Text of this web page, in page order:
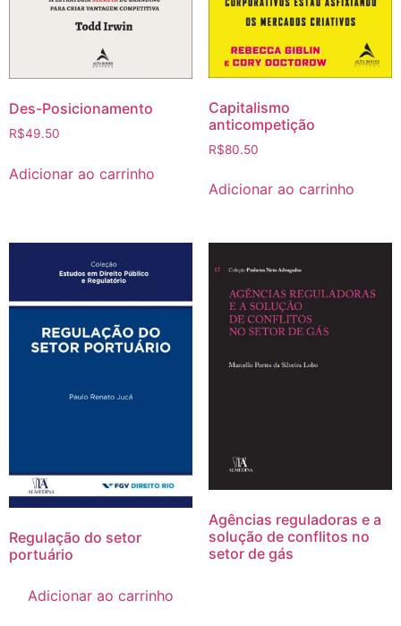
Des-Posicionamento
R$49.50
Adicionar ao carrinho
Capitalismo
anticompetição
R$80.50
Adicionar ao carrinho
Regulação do setor
portuário
Adicionar ao carrinho
Agências reguladoras e a
solução de conflitos no
setor de gás